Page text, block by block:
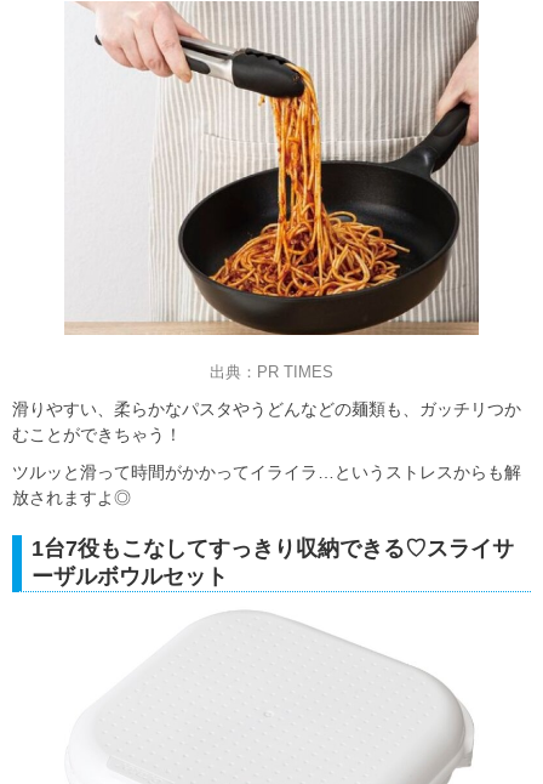
出典：PR TIMES
滑りやすい、柔らかなパスタやうどんなどの麺類も、ガッチリつか
むことができちゃう！
ツルッと滑って時間がかかってイライラ…というストレスからも解
放されますよ◎
1台7役もこなしてすっきり収納できる♡スライサ
ーザルボウルセット